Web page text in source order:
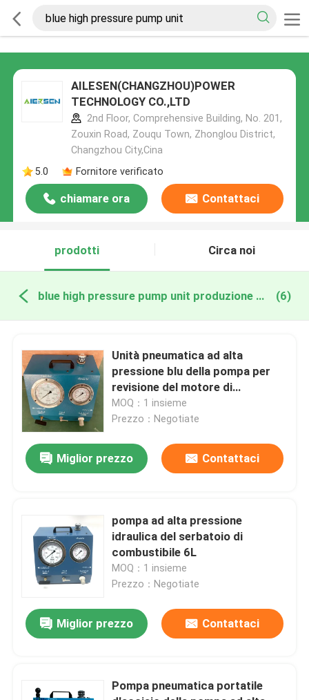
AILESEN(CHANGZHOU)POWER
TECHNOLOGY CO.,LTD
2nd Floor, Comprehensive Building, No. 201,
Zouxin Road, Zouqu Town, Zhonglou District,
Changzhou City,Cina
5.0
Fornitore verificato
chiamare ora Contattaci
prodotti Circa noi
blue high pressure pump unit produzione online (6)
Unità pneumatica ad alta
pressione blu della pompa per
revisione del motore di
bullonatura
MOQ：1 insieme
Prezzo：Negotiate
Miglior prezzo Contattaci
pompa ad alta pressione
idraulica del serbatoio di
combustibile 6L
MOQ：1 insieme
Prezzo：Negotiate
Miglior prezzo Contattaci
Pompa pneumatica portatile